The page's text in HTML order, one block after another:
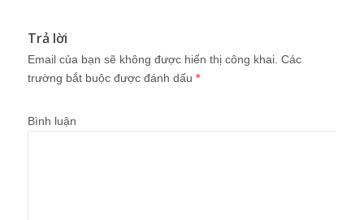
Trả lời
Email của bạn sẽ không được hiển thị công khai. Các
trường bắt buộc được đánh dấu *
Bình luận